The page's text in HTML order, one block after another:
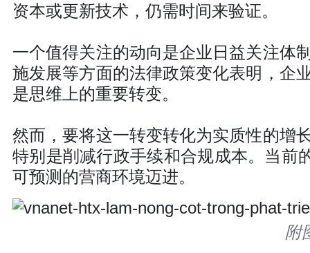
资本或更新技术，仍需时间来验证。
一个值得关注的动向是企业日益关注体
施发展等方面的法律政策变化表明，企
是思维上的重要转变。
然而，要将这一转变转化为实质性的增
特别是削减行政手续和合规成本。当前
可预测的营商环境迈进。
附